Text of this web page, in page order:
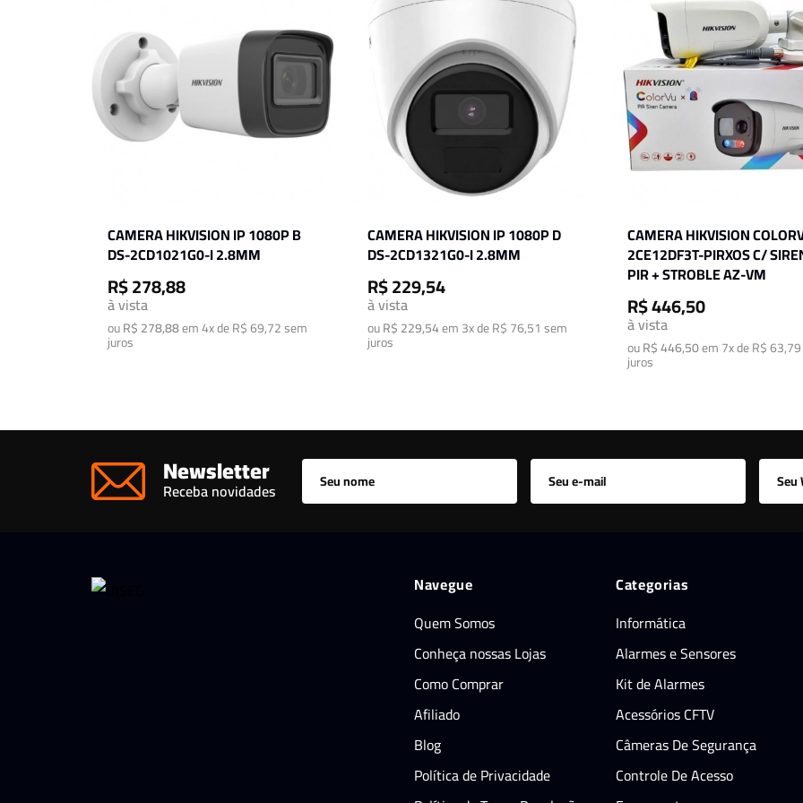
CAMERA HIKVISION IP 1080P B
DS-2CD1021G0-I 2.8MM
R$ 278,88
à vista
ouR$ 278,88em4x de R$ 69,72sem
juros
CAMERA HIKVISION IP 1080P D
DS-2CD1321G0-I 2.8MM
R$ 229,54
à vista
ouR$ 229,54em3x de R$ 76,51sem
juros
CAMERA HIKVISION
2CE12DF3T-PIRXOS C/
PIR + STROBLE AZ-VM
R$ 446,50
à vista
ouR$ 446,50em7x de R$ 63,79
juros
Newsletter
Receba novidades
Navegue
Quem Somos
Conheça nossas Lojas
Como Comprar
Afiliado
Blog
Política de Privacidade
Categorias
Informática
Alarmes e Sensores
Kit de Alarmes
Acessórios CFTV
Câmeras De Segurança
Controle De Acesso